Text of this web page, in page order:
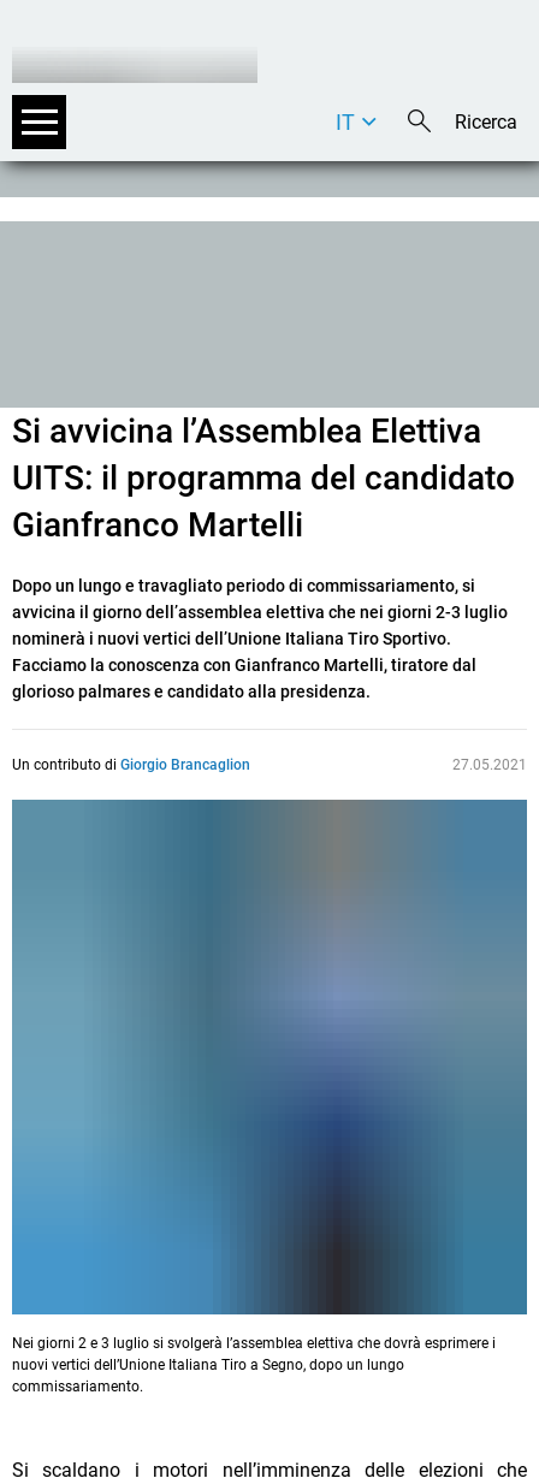
DE
IT
Si avvicina l’Assemblea Elettiva
UITS: il programma del candidato
Gianfranco Martelli
Dopo un lungo e travagliato periodo di commissariamento, si
avvicina il giorno dell’assemblea elettiva che nei giorni 2-3 luglio
nominerà i nuovi vertici dell’Unione Italiana Tiro Sportivo.
Facciamo la conoscenza con Gianfranco Martelli, tiratore dal
glorioso palmares e candidato alla presidenza.
Un contributo di Giorgio Brancaglion 27.05.2021
Nei giorni 2 e 3 luglio si svolgerà l’assemblea elettiva che dovrà esprimere i
nuovi vertici dell’Unione Italiana Tiro a Segno, dopo un lungo
commissariamento.
Si scaldano i motori nell’imminenza delle elezioni che